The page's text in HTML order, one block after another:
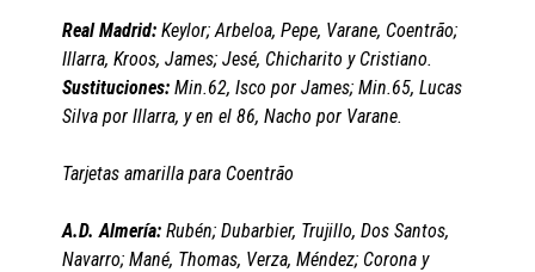
Real Madrid: Keylor; Arbeloa, Pepe, Varane, Coentrão;
Illarra, Kroos, James; Jesé, Chicharito y Cristiano.
Sustituciones: Min.62, Isco por James; Min.65, Lucas
Silva por Illarra, y en el 86, Nacho por Varane.
Tarjetas amarilla para Coentrão
A.D. Almería: Rubén; Dubarbier, Trujillo, Dos Santos,
Navarro; Mané, Thomas, Verza, Méndez; Corona y